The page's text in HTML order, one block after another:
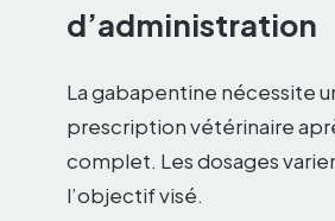
d’administration
La gabapentine nécessite
prescription vétérinaire
complet. Les dosages
l’objectif visé.